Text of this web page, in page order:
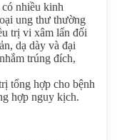
nhiều kinh
ung thư thường
trị vi xâm lấn đối
dạ dày và đại
trúng đích,
tổng hợp cho bệnh
hợp nguy kịch.